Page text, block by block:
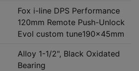
Fox i-line DPS Performance
120mm Remote Push-Unlock
Evol custom tune190x45mm
Alloy 1-1/2", Black Oxidated
Bearing